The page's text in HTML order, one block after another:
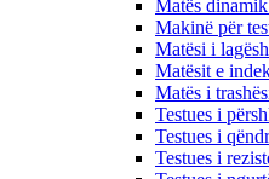
Matës
Makinë për
Matësi i
Matësit e
Matës i
Testues i
Testues i
Testues i